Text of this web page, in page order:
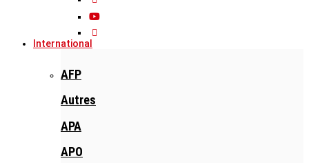
International
AFP
Autres
APA
APO